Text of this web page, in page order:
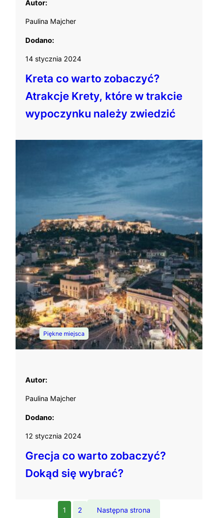
Autor:
Paulina Majcher
Dodano:
14 stycznia 2024
Kreta co warto zobaczyć?
Atrakcje Krety, które w trakcie
wypoczynku należy zwiedzić
Piękne miejsca
Autor:
Paulina Majcher
Dodano:
12 stycznia 2024
Grecja co warto zobaczyć?
Dokąd się wybrać?
1 2 Następna strona